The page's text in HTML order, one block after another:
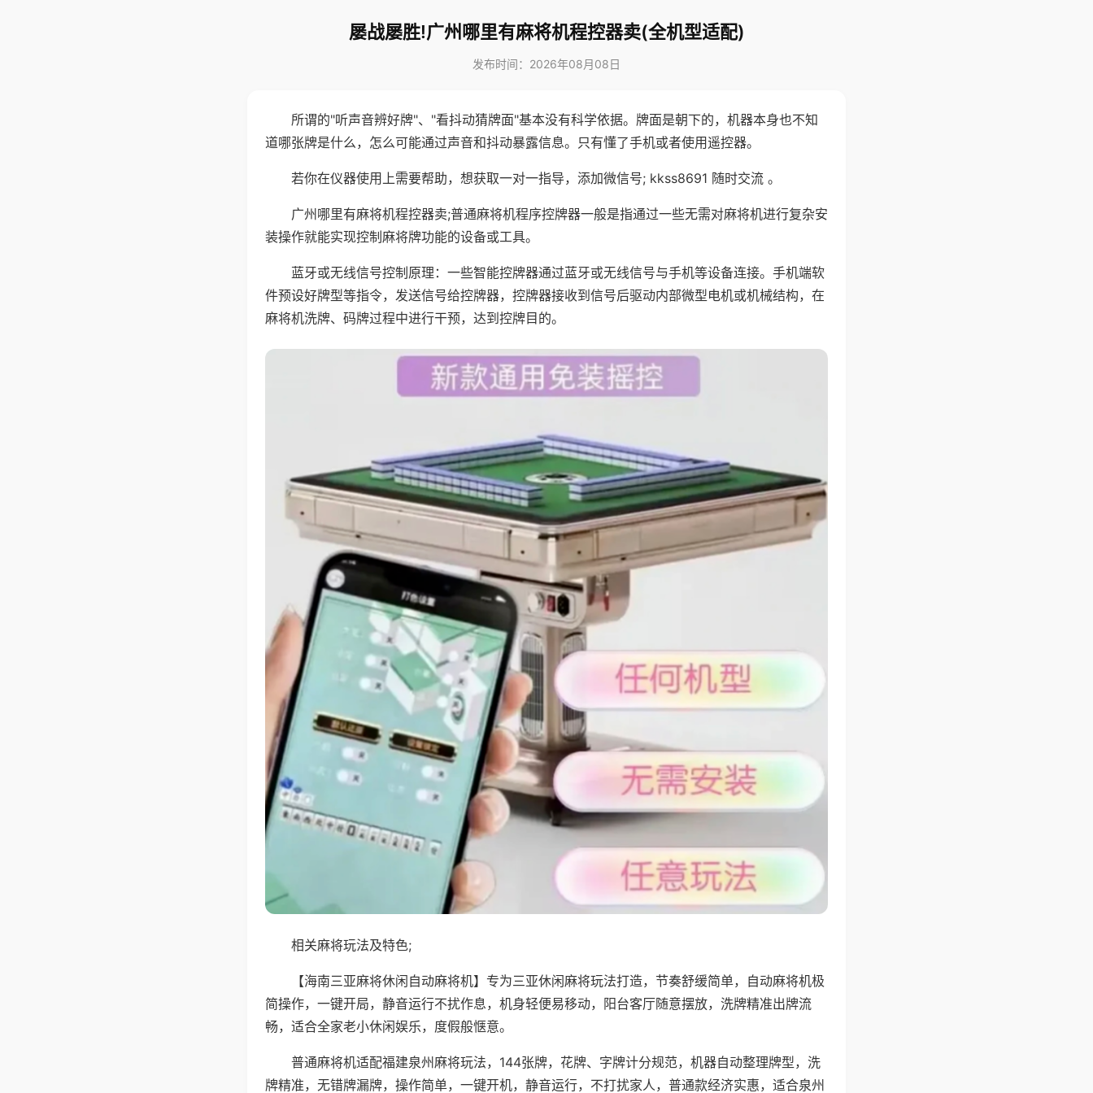
屡战屡胜!广州哪里有麻将机程控器卖(全机型适配)
发布时间：2026年08月08日
所谓的"听声音辨好牌"、"看抖动猜牌面"基本没有科学依据。牌面是朝下的，机器本身也不知
道哪张牌是什么，怎么可能通过声音和抖动暴露信息。只有懂了手机或者使用遥控器。
若你在仪器使用上需要帮助，想获取一对一指导，添加微信号; kkss8691 随时交流 。
广州哪里有麻将机程控器卖;普通麻将机程序控牌器一般是指通过一些无需对麻将机进行复杂安
装操作就能实现控制麻将牌功能的设备或工具。
蓝牙或无线信号控制原理：一些智能控牌器通过蓝牙或无线信号与手机等设备连接。手机端软
件预设好牌型等指令，发送信号给控牌器，控牌器接收到信号后驱动内部微型电机或机械结构，在
麻将机洗牌、码牌过程中进行干预，达到控牌目的。
相关麻将玩法及特色;
【海南三亚麻将休闲自动麻将机】专为三亚休闲麻将玩法打造，节奏舒缓简单，自动麻将机极
简操作，一键开局，静音运行不扰作息，机身轻便易移动，阳台客厅随意摆放，洗牌精准出牌流
畅，适合全家老小休闲娱乐，度假般惬意。
普通麻将机适配福建泉州麻将玩法，144张牌，花牌、字牌计分规范，机器自动整理牌型，洗
牌精准，无错牌漏牌，操作简单，一键开机，静音运行，不打扰家人，普通款经济实惠，适合泉州